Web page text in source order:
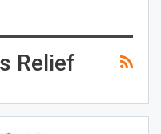
Relief